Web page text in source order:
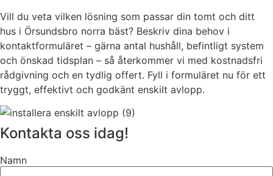
Vill du veta vilken lösning som passar din tomt och ditt
hus i Örsundsbro norra bäst? Beskriv dina behov i
kontaktformuläret – gärna antal hushåll, befintligt system
och önskad tidsplan – så återkommer vi med kostnadsfri
rådgivning och en tydlig offert. Fyll i formuläret nu för ett
tryggt, effektivt och godkänt enskilt avlopp.
Kontakta oss idag!
Namn